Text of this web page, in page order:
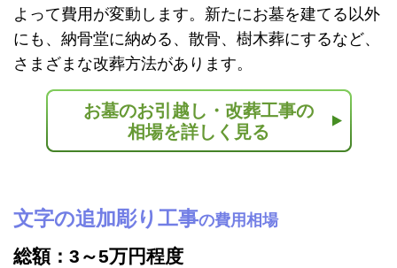
よって費用が変動します。新たにお墓を建てる以外
にも、納骨堂に納める、散骨、樹木葬にするなど、
さまざまな改葬方法があります。
お墓のお引越し・改葬工事の
相場を詳しく見る
文字の追加彫り工事の費用相場
総額：3～5万円程度